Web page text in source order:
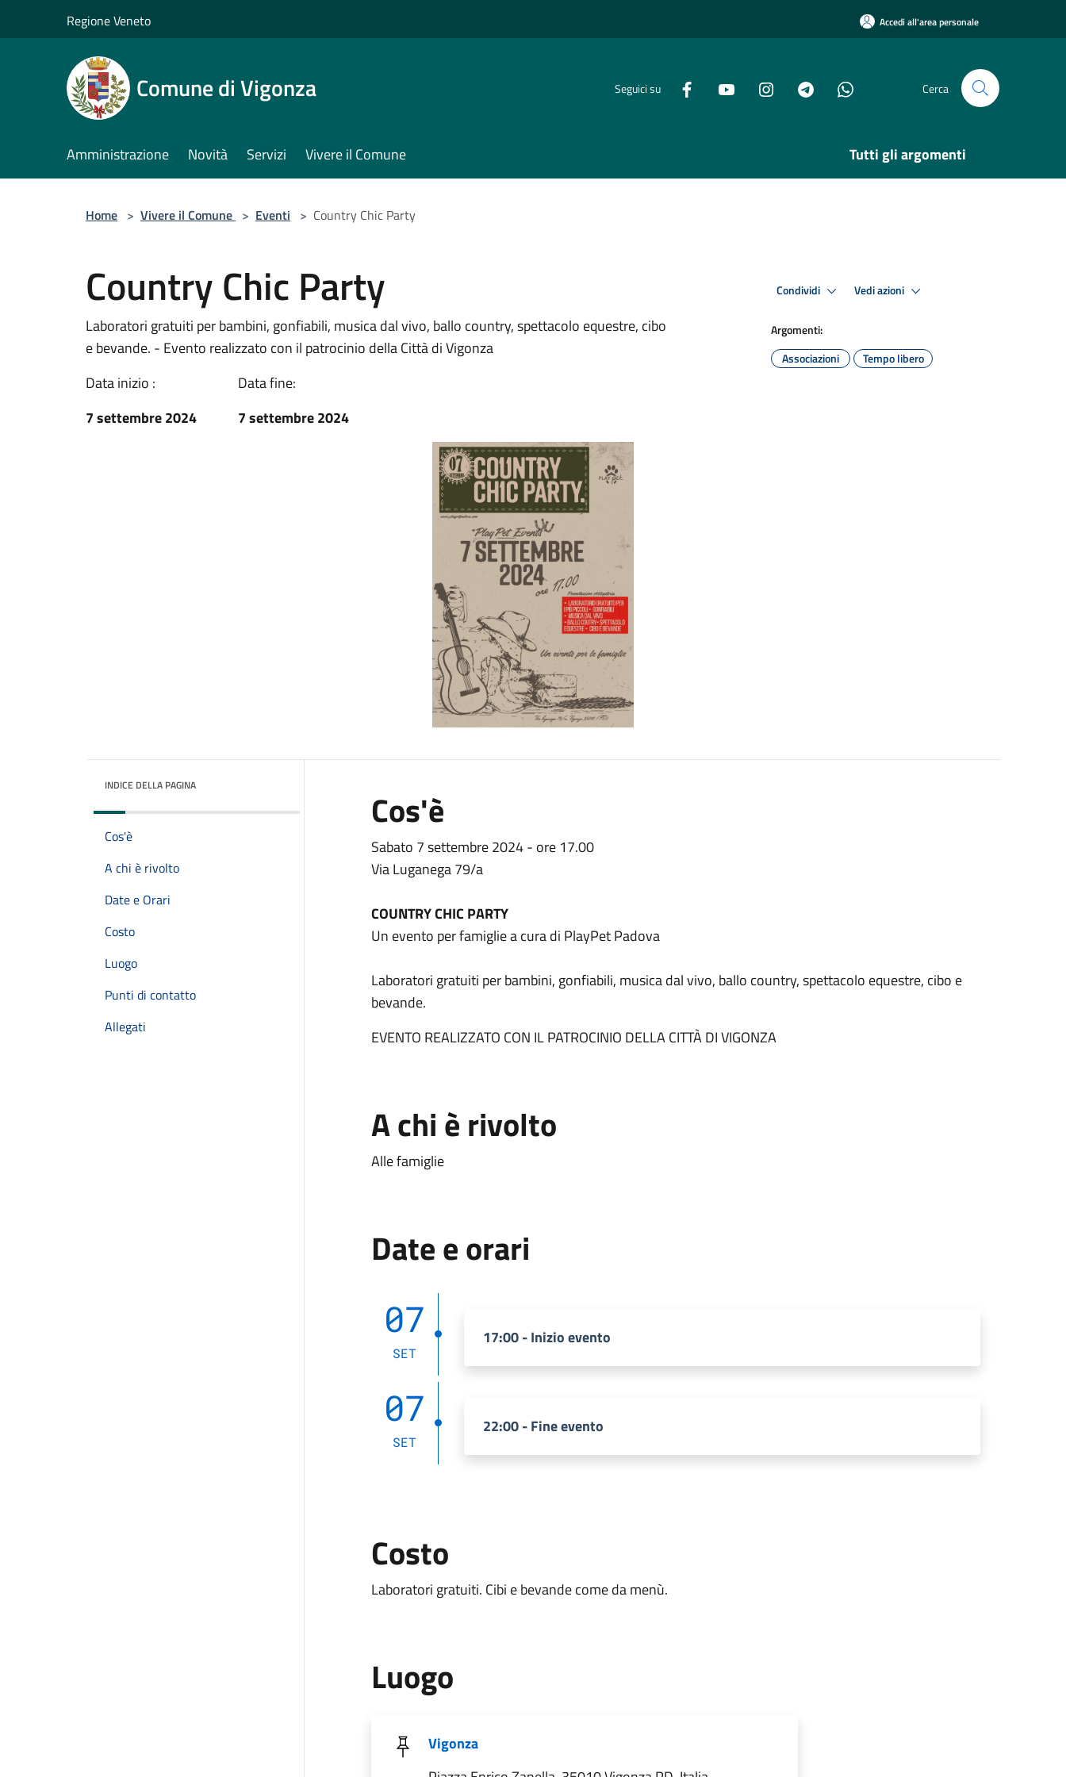
Regione Veneto Accedi all'area personale
Comune di Vigonza Seguici su Cerca
Amministrazione Novità Servizi Vivere il Comune Tutti gli argomenti
Home > Vivere il Comune > Eventi > Country Chic Party
Country Chic Party
Laboratori gratuiti per bambini, gonfiabili, musica dal vivo, ballo country, spettacolo equestre, cibo
e bevande. - Evento realizzato con il patrocinio della Città di Vigonza
Data inizio :
7 settembre 2024
Data fine:
7 settembre 2024
Condividi Vedi azioni
Argomenti:
Associazioni
Tempo libero
INDICE DELLA PAGINA
Cos'è
A chi è rivolto
Date e Orari
Costo
Luogo
Punti di contatto
Allegati
Cos'è
Sabato 7 settembre 2024 - ore 17.00
Via Luganega 79/a
COUNTRY CHIC PARTY
Un evento per famiglie a cura di PlayPet Padova
Laboratori gratuiti per bambini, gonfiabili, musica dal vivo, ballo country, spettacolo equestre, cibo e
bevande.
EVENTO REALIZZATO CON IL PATROCINIO DELLA CITTÀ DI VIGONZA
A chi è rivolto
Alle famiglie
Date e orari
07
SET
17:00 - Inizio evento
07
SET
22:00 - Fine evento
Costo
Laboratori gratuiti. Cibi e bevande come da menù.
Luogo
Vigonza